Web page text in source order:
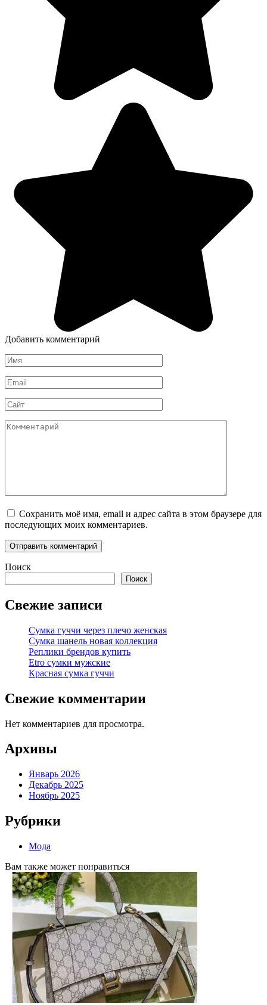
Добавить комментарий
Имя
*
Email
*
Сайт
Комментарий
Сохранить моё имя, email и адрес сайта в этом браузере для
последующих моих комментариев.
Поиск
Поиск
Свежие записи
Сумка гуччи через плечо женская
Сумка шанель новая коллекция
Реплики брендов купить
Etro сумки мужские
Красная сумка гуччи
Свежие комментарии
Нет комментариев для просмотра.
Архивы
Январь 2026
Декабрь 2025
Ноябрь 2025
Рубрики
Мода
Вам также может понравиться